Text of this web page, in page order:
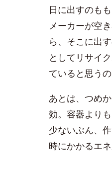
日に出すのも
メーカーが空
ら、そこに出
としてリサイ
ていると思う
あとは、つめ
効。容器より
少ないぶん、
時にかかるエ